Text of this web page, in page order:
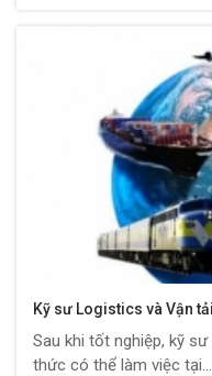
Kỹ sư Logistics và Vận
Sau khi tốt nghiệp, kỹ
thức có thể làm việc tại...